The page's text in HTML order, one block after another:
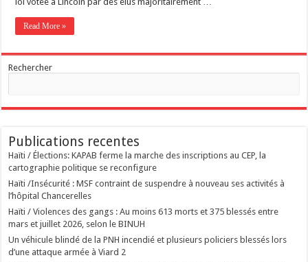
Read More »
Rechercher
Publications recentes
Haïti / Élections: KAPAB ferme la marche des inscriptions au CEP, la
cartographie politique se reconfigure
Haïti /Insécurité : MSF contraint de suspendre à nouveau ses activités à
l’hôpital Chancerelles
Haïti / Violences des gangs : Au moins 613 morts et 375 blessés entre
mars et juillet 2026, selon le BINUH
Un véhicule blindé de la PNH incendié et plusieurs policiers blessés lors
d’une attaque armée à Viard 2